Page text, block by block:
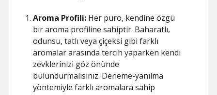
Aroma Profili: Her puro, kendine özgü
bir aroma profiline sahiptir. Baharatlı,
odunsu, tatlı veya çiçeksi gibi farklı
aromalar arasında tercih yaparken kendi
zevklerinizi göz önünde
bulundurmalısınız. Deneme-yanılma
yöntemiyle farklı aromalara sahip